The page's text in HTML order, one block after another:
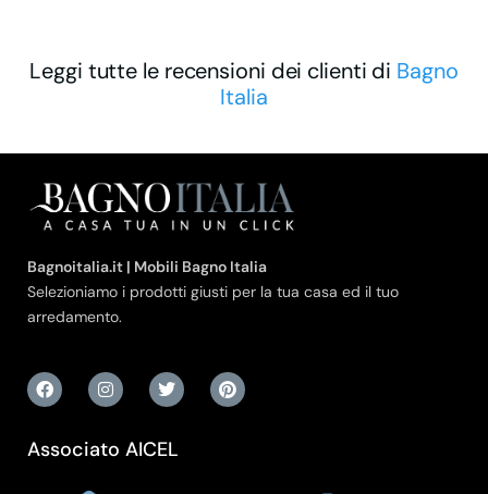
Leggi tutte le recensioni dei clienti di Bagno
Italia
Bagnoitalia.it | Mobili Bagno Italia
Selezioniamo i prodotti giusti per la tua casa ed il tuo
arredamento.
Associato AICEL